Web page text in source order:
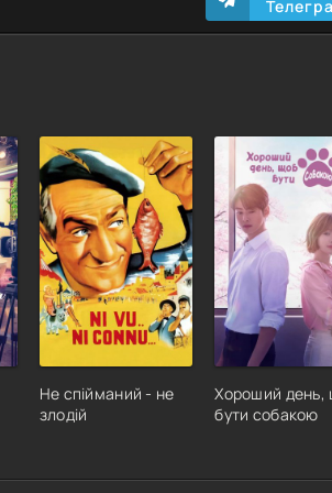
Не спійманий - не
злодій
Хороший день,
бути собакою